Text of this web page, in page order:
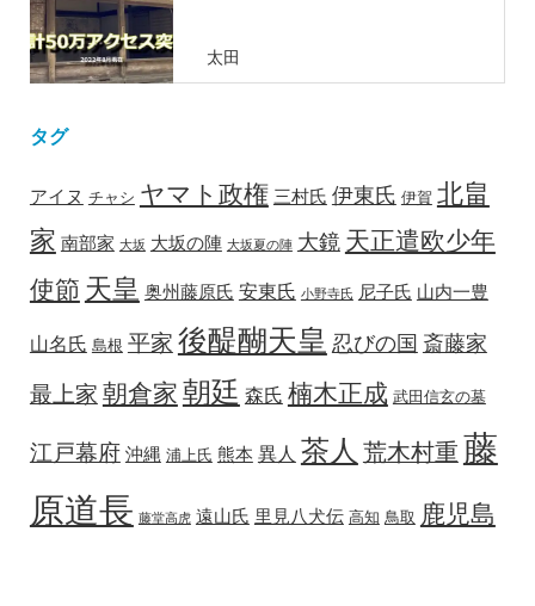
太田
タグ
アイヌ チャシ ヤマト政権 三村氏 伊東氏 伊賀 北畠
家 南部家 大坂 大坂の陣 大坂夏の陣 大鏡 天正遣欧少年
使節 天皇 奥州藤原氏 安東氏 小野寺氏 尼子氏 山内一豊
山名氏 島根 平家 後醍醐天皇 忍びの国 斎藤家
最上家 朝倉家 朝廷 森氏 楠木正成 武田信玄の墓
江戸幕府 沖縄 浦上氏 熊本 異人 茶人 荒木村重 藤
原道長 藤堂高虎 遠山氏 里見八犬伝 高知 鳥取 鹿児島